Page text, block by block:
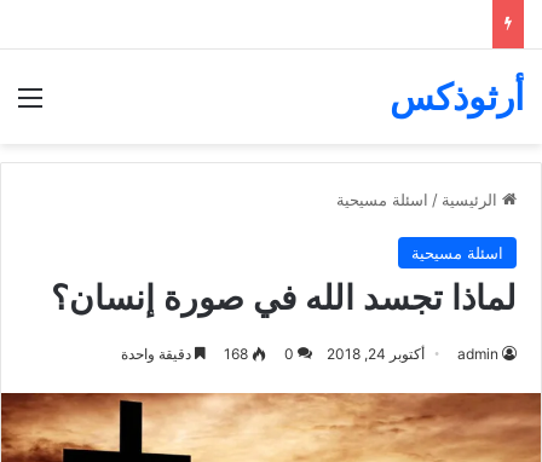
أرثوذكس
الرئيسية / اسئلة مسيحية
اسئلة مسيحية
لماذا تجسد الله في صورة إنسان؟
admin أكتوبر 24, 2018 0
168 دقيقة واحدة